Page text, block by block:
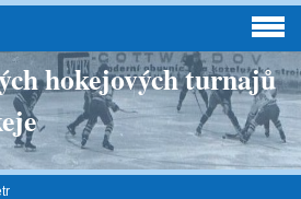
hokejových turnajů